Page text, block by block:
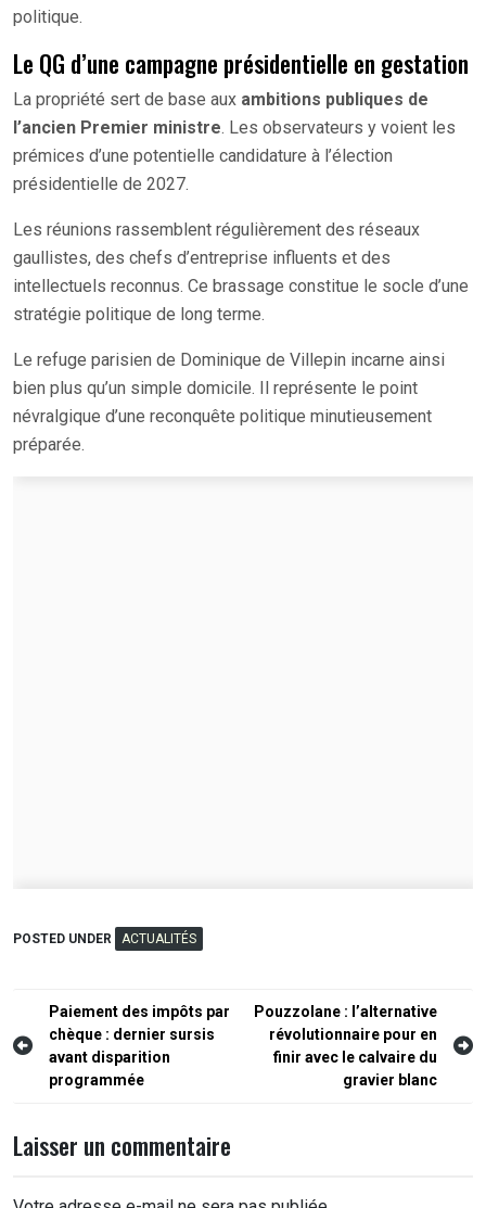
politique.
Le QG d’une campagne présidentielle en gestation
La propriété sert de base aux ambitions publiques de
l’ancien Premier ministre. Les observateurs y voient les
prémices d’une potentielle candidature à l’élection
présidentielle de 2027.
Les réunions rassemblent régulièrement des réseaux
gaullistes, des chefs d’entreprise influents et des
intellectuels reconnus. Ce brassage constitue le socle d’une
stratégie politique de long terme.
Le refuge parisien de Dominique de Villepin incarne ainsi
bien plus qu’un simple domicile. Il représente le point
névralgique d’une reconquête politique minutieusement
préparée.
POSTED UNDER ACTUALITÉS
Navigation
de
l’article
Paiement des impôts par
chèque : dernier sursis
avant disparition
programmée
Pouzzolane : l’alternative
révolutionnaire pour en
finir avec le calvaire du
gravier blanc
Laisser un commentaire